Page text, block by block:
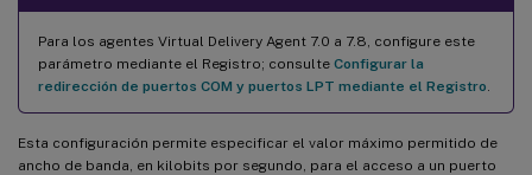
Para los agentes Virtual Delivery Agent 7.0 a 7.8, configure este
parámetro mediante el Registro; consulte Configurar la
redirección de puertos COM y puertos LPT mediante el Registro
Esta configuración permite especificar el valor máximo permitido de
ancho de banda, en kilobits por segundo, para el acceso a un puerto